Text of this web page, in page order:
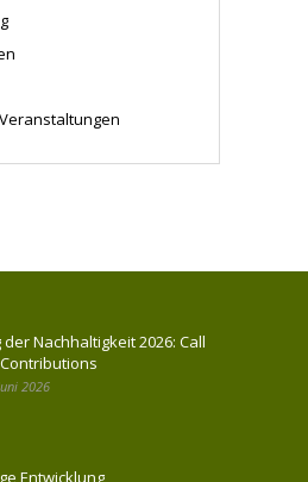
der Nachhaltigkeit 2026: Call
2026
Entwicklung